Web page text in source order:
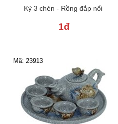
Kỷ 3 chén - Rồng đắp nổi
1đ
Mã: 23913